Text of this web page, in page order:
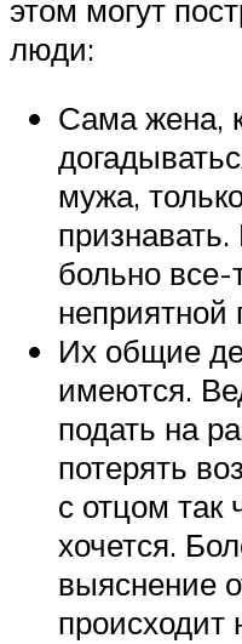
этом могут
люди:
Сама жена,
мужа,
больно все-
неприятной
Их общие
имеются.
подать на
потерять
с отцом так
хочется.
выяснение
происходит